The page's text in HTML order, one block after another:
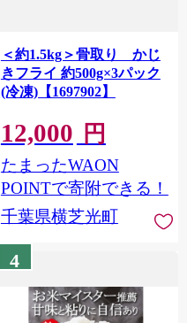
＜約1.5kg＞骨取り かじ
きフライ 約500g×3パック
(冷凍)【1697902】
12,000 円
たまったWAON
POINTで寄附できる！
千葉県横芝光町
4